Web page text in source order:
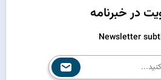
در خبرنامه
Newsletter